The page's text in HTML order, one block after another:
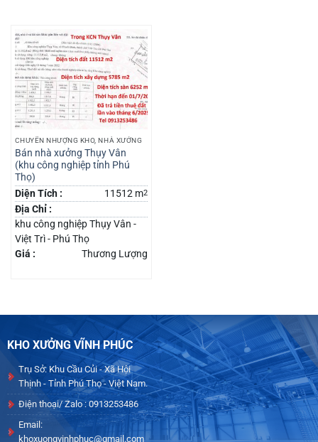
CHUYỂN NHƯỢNG KHO, NHÀ XƯỞNG
Bán nhà xưởng Thụy Vân
(khu công nghiệp tỉnh Phú
Thọ)
Diện Tích :
11512 m2
Địa Chỉ :
khu công nghiệp Thụy Vân -
Việt Trì - Phú Thọ
Giá :
Thương Lượng
KHO XƯỞNG VĨNH PHÚC
Trụ Sở: Khu Cầu Củi - Xã Hội
Thịnh - Tỉnh Phú Thọ - Việt Nam.
Điện thoại/ Zalo : 0913253486
Email:
khoxuongvinhphuc@gmail.com